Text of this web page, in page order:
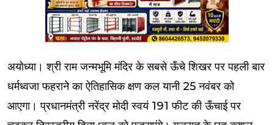
अयोध्या। श्री राम जन्मभूमि मंदिर के सबसे ऊँचे शिखर पर पहली बार
धर्मध्वजा फहराने का ऐतिहासिक क्षण कल यानी 25 नवंबर को
आएगा। प्रधानमंत्री नरेंद्र मोदी स्वयं 191 फीट की ऊँचाई पर